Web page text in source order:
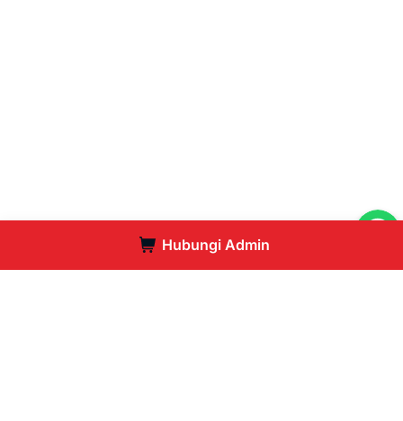
Hubungi Admin